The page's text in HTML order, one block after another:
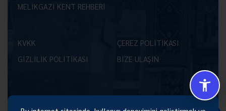
MELİKGAZİ KENT REHBERİ
KVKK
ÇEREZ POLİTİKASI
GİZLİLİK POLİTİKASI
BİZE ULAŞIN